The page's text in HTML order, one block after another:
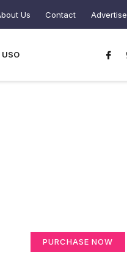
Us Contact Advertise
USO
PURCHASE NOW